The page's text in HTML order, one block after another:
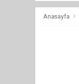
Anasayfa